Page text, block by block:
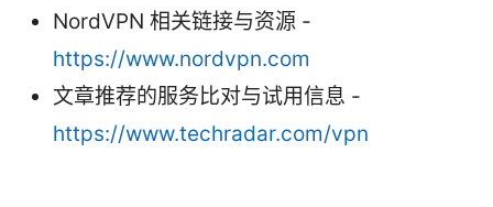
NordVPN 相关链接与资源 -
https://www.nordvpn.com
文章推荐的服务比对与试用信息 -
https://www.techradar.com/vpn